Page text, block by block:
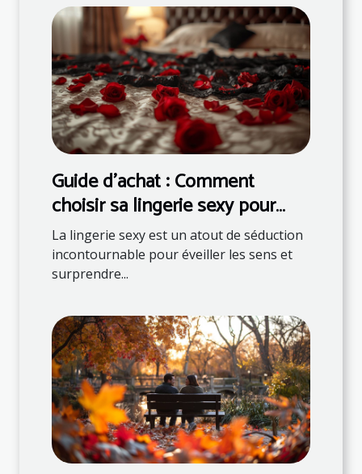
Guide d'achat : Comment
choisir sa lingerie sexy pour
surprendre son partenaire
La lingerie sexy est un atout de séduction
incontournable pour éveiller les sens et
surprendre...